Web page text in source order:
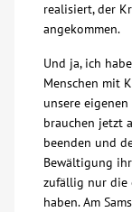
realisiert, der
angekommen.
Und ja, ich
Menschen mit
unsere
brauchen jetzt
beenden und
Bewältigung
zufällig nur die
haben. Am